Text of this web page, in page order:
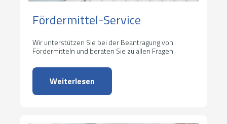
Fördermittel-Service
Wir unterstützen Sie bei der Beantragung von
Fördermitteln und beraten Sie zu allen Fragen.
Weiterlesen